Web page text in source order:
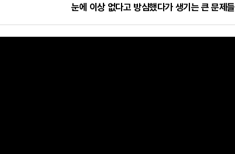
눈에 이상 없다고 방심했다가 생기는 큰 문제들